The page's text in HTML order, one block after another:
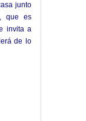
junto
que es
invita a
de lo